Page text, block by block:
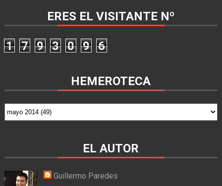
ERES EL VISITANTE Nº
1 7 9 3 0 9 6
HEMEROTECA
EL AUTOR
Guillermo Paredes